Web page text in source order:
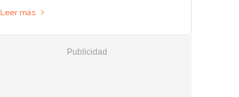
Leer más